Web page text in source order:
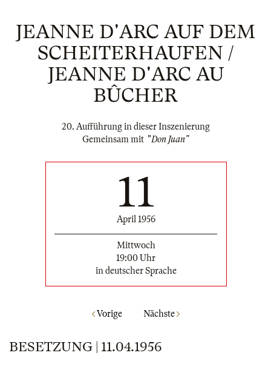
JEANNE D'ARC AUF DEM
SCHEITERHAUFEN /
JEANNE D'ARC AU
BÛCHER
20. Aufführung in dieser Inszenierung
Gemeinsam mit "Don Juan"
11
April 1956
Mittwoch
19:00 Uhr
in deutscher Sprache
Vorige Nächste
BESETZUNG | 11.04.1956